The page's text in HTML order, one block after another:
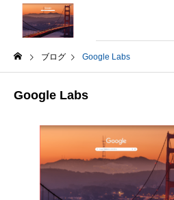
ブログ Google Labs
Google Labs